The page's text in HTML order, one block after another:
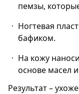
пемзы,
Ногтевая
бафиком.
На кожу
основе масел
Результат –